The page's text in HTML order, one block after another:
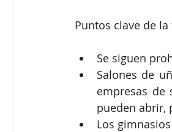
Puntos clave de la
Se siguen
Salones de
empresas de
pueden abrir,
Los